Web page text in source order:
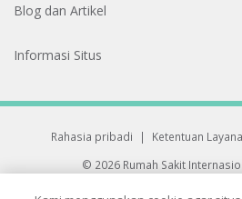
Blog dan Artikel
Informasi Situs
Rahasia pribadi | Ketentuan
© 2026 Rumah Sakit